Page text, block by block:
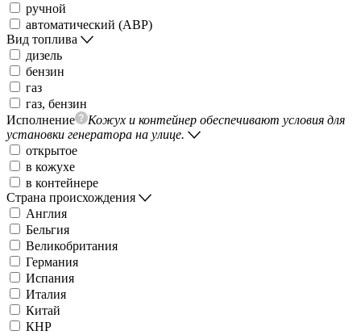
ручной
автоматический (АВР)
Вид топлива
дизель
бензин
газ
газ, бензин
Исполнение
Кожух и контейнер обеспечивают условия для
установки генератора на улице.
открытое
в кожухе
в контейнере
Страна происхождения
Англия
Бельгия
Великобритания
Германия
Испания
Италия
Китай
КНР